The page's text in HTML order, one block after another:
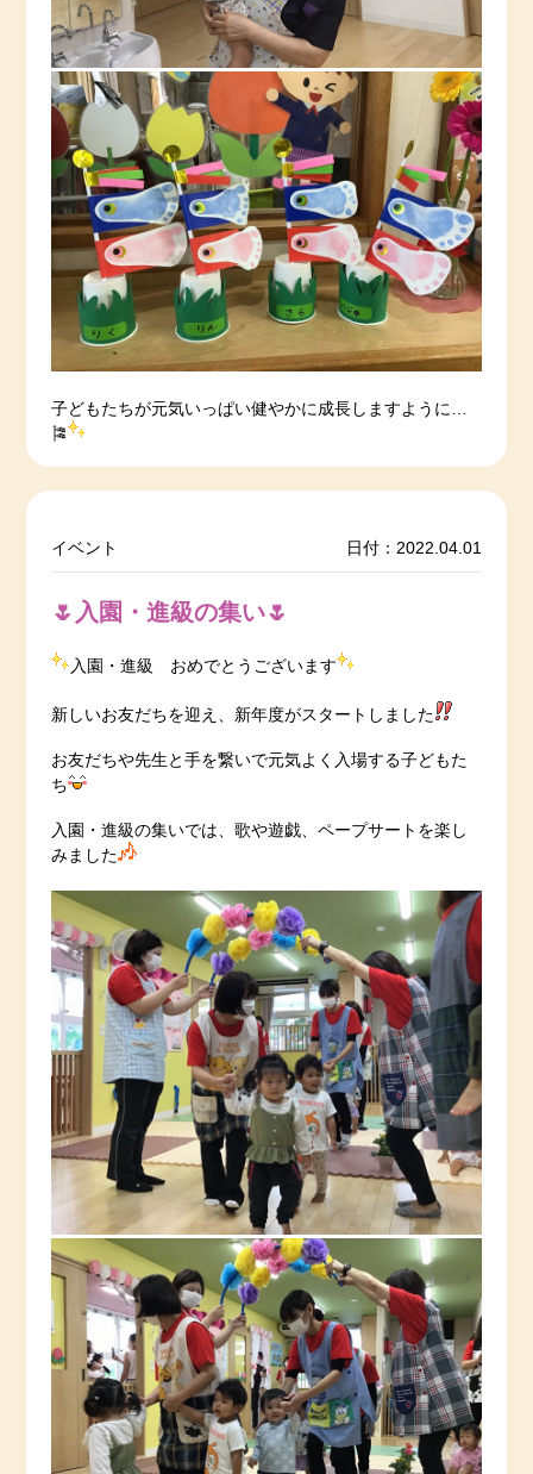
子どもたちが元気いっぱい健やかに成長しますように…
🎏
イベント 日付：2022.04.01
🌷入園・進級の集い🌷
入園・進級 おめでとうございます
新しいお友だちを迎え、新年度がスタートしました
お友だちや先生と手を繋いで元気よく入場する子どもた
ち
入園・進級の集いでは、歌や遊戯、ペープサートを楽し
みました